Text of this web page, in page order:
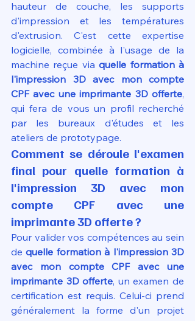
hauteur de couche, les supports
d'impression et les températures
d'extrusion. C'est cette expertise
logicielle, combinée à l'usage de la
machine reçue via quelle formation à
l'impression 3D avec mon compte
CPF avec une imprimante 3D offerte,
qui fera de vous un profil recherché
par les bureaux d'études et les
ateliers de prototypage.
Comment se déroule l'examen
final pour quelle formation à
l'impression 3D avec mon
compte CPF avec une
imprimante 3D offerte ?
Pour valider vos compétences au sein
de quelle formation à l'impression 3D
avec mon compte CPF avec une
imprimante 3D offerte, un examen de
certification est requis. Celui-ci prend
généralement la forme d'un projet